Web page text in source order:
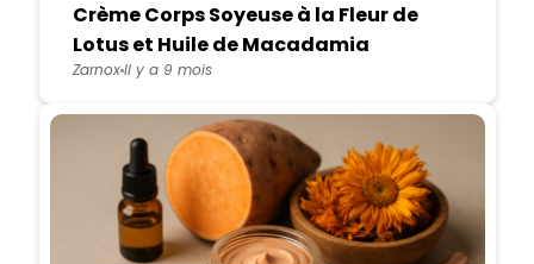
Crème Corps Soyeuse à la Fleur de
Lotus et Huile de Macadamia
ZarnoxIl y a 9 mois